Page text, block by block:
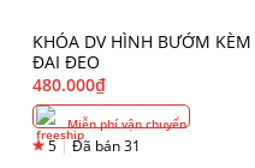
KHÓA DV HÌNH BƯỚM KÈM
ĐAI ĐEO
480.000₫
Miễn phí vận chuyển
5|Đã bán 31